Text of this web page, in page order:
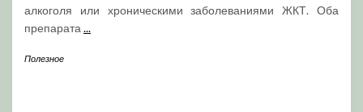
алкоголя или хроническими заболеваниями ЖКТ. Оба
препарата ...
Полезное